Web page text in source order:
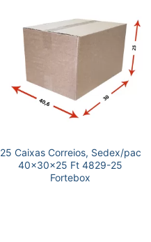
25 Caixas Correios, Sedex/pac
40x30x25 Ft 4829-25
Fortebox